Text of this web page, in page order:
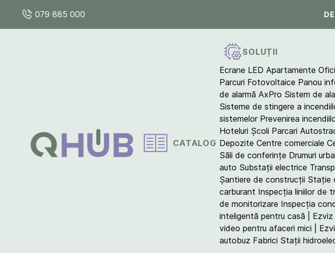
079 885 000
CATALOG
SOLUȚII
Ecrane LED Apartamente
Parcuri Fotovoltaice Panou
de alarmă AxPro Sistem de
Sisteme de stingere a
sistemelor Prevenirea
Hoteluri Școli Parcari
Depozite Centre comerciale
Săli de conferințe Drumuri
auto Substații electrice
Șantiere de construcții Stație
carburant Inspecția liniilor de
de monitorizare Inspecția
inteligentă pentru casă | Ezviz
video pentru afaceri mici |
autobuz Fabrici Stații